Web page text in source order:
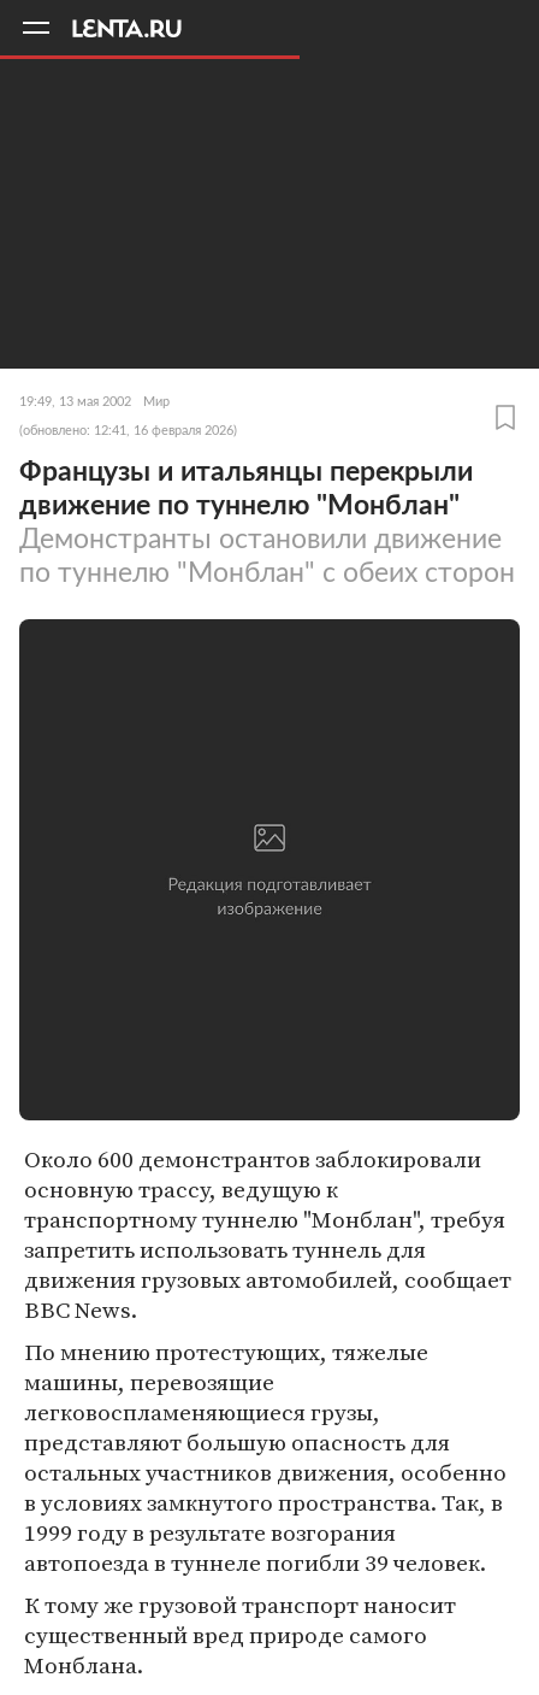
19:49, 13 мая 2002 Мир
(обновлено: 12:41, 16 февраля 2026)
Французы и итальянцы перекрыли
движение по туннелю "Монблан"
Демонстранты остановили движение
по туннелю "Монблан" с обеих сторон
Около 600 демонстрантов заблокировали
основную трассу, ведущую к
транспортному туннелю "Монблан", требуя
запретить использовать туннель для
движения грузовых автомобилей, сообщает
BBC News.
По мнению протестующих, тяжелые
машины, перевозящие
легковоспламеняющиеся грузы,
представляют большую опасность для
остальных участников движения, особенно
в условиях замкнутого пространства. Так, в
1999 году в результате возгорания
автопоезда в туннеле погибли 39 человек.
К тому же грузовой транспорт наносит
существенный вред природе самого
Монблана.